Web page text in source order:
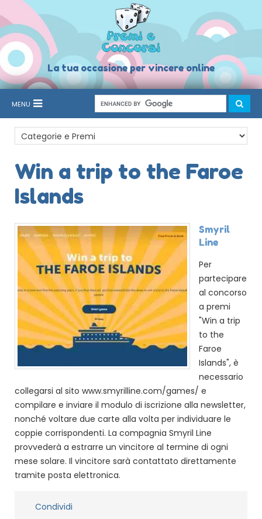
La tua occasione per vincere online
MENU
Win a trip to the Faroe
Islands
Smyril
Line
Per
partecipare
al concorso
a premi
"Win a trip
to the
Faroe
Islands", è
necessario
collegarsi al sito www.smyrilline.com/games/ e
compilare e inviare il modulo di iscrizione alla newsletter,
nonché voltare due carte alla volta per individuare le
coppie corrispondenti. La compagnia Smyril Line
provvederà a estrarre un vincitore al termine di ogni
mese solare. Il vincitore sarà contattato direttamente
tramite posta elettronica.
Condividi